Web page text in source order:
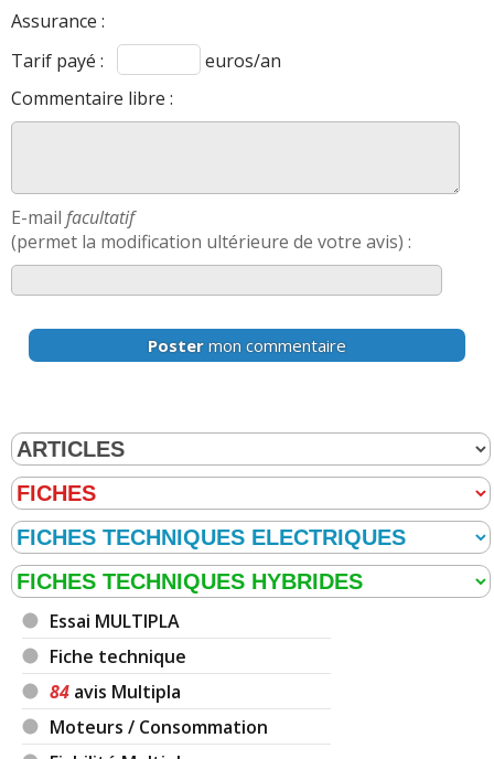
Assurance :
Tarif payé :
euros/an
Commentaire libre :
E-mail facultatif
(permet la modification ultérieure de votre avis) :
Poster mon commentaire
Essai MULTIPLA
Fiche technique
84 avis Multipla
Moteurs / Consommation